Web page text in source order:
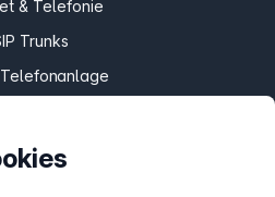
& Telefonie
Trunks
Office Connect